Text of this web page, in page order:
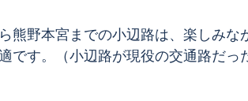
熊野本宮までの小辺路は、楽しみ
です。（小辺路が現役の交通路だ